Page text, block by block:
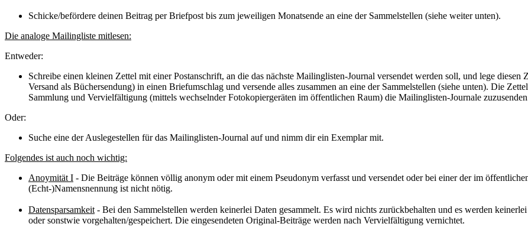
Schicke/befördere deinen Beitrag per Briefpost bis zum jeweiligen Monatsende an eine der Sammelstellen (siehe weiter unten).
Die analoge Mailingliste mitlesen:
Entweder:
Schreibe einen kleinen Zettel mit einer Postanschrift, an die das nächste Mailinglisten-Journal versendet werden soll, und lege
Versand als Büchersendung) in einen Briefumschlag und versende alles zusammen an eine der Sammelstellen (siehe unten). Die
Sammlung und Vervielfältigung (mittels wechselnder Fotokopiergeräten im öffentlichen Raum) die Mailinglisten-Journale
Oder:
Suche eine der Auslegestellen für das Mailinglisten-Journal auf und nimm dir ein Exemplar mit.
Folgendes ist auch noch wichtig:
Anoymität I - Die Beiträge können völlig anonym oder mit einem Pseudonym verfasst und versendet oder bei einer der im
(Echt-)Namensnennung ist nicht nötig.
Datensparsamkeit - Bei den Sammelstellen werden keinerlei Daten gesammelt. Es wird nichts zurückbehalten und es werden
oder sonstwie vorgehalten/gespeichert. Die eingesendeten Original-Beiträge werden nach Vervielfältigung vernichtet.